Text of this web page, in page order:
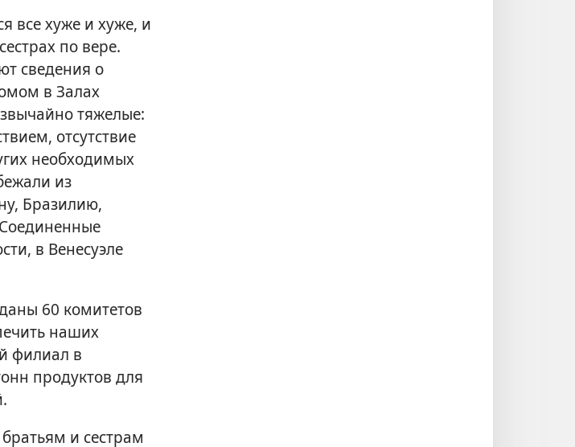
все хуже и хуже, и
по вере.
сведения о
в Залах
тяжелые:
отсутствие
необходимых
из
Бразилию,
в Венесуэле
60 комитетов
наших
филиал в
продуктов для
и сестрам